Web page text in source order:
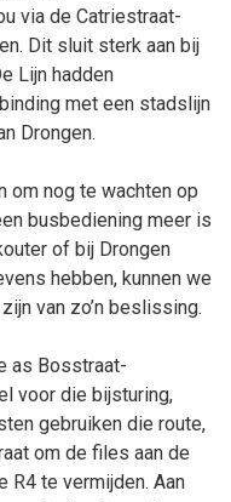
via de Catriestraat-
Dit sluit sterk aan bij
Lijn hadden
met een stadslijn
Drongen.
om nog te wachten op
busbediening meer is
of bij Drongen
hebben, kunnen we
van zo’n beslissing.
as Bosstraat-
voor die bijsturing,
gebruiken die route,
om de files aan de
R4 te vermijden. Aan